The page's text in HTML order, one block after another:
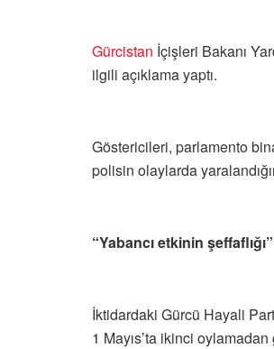
Gürcistan İçişleri Bakanı
ilgili açıklama yaptı.
Göstericileri, parlamento
polisin olaylarda
“Yabancı etkinin
İktidardaki Gürcü Hayali
1 Mayıs’ta ikinci oylamadan